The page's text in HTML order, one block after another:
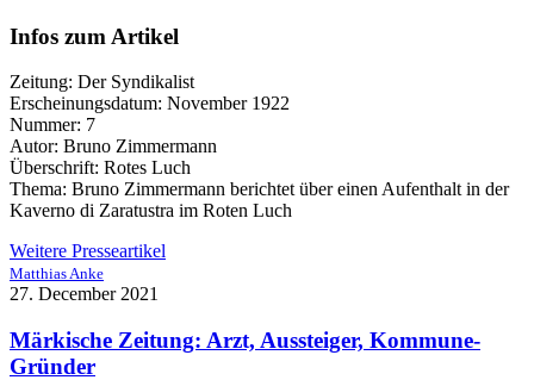
Infos zum Artikel
Zeitung: Der Syndikalist
Erscheinungsdatum: November 1922
Nummer: 7
Autor: Bruno Zimmermann
Überschrift: Rotes Luch
Thema: Bruno Zimmermann berichtet über einen Aufenthalt in der
Kaverno di Zaratustra im Roten Luch
Weitere Presseartikel
Matthias Anke
27. December 2021
Märkische Zeitung: Arzt, Aussteiger, Kommune-
Gründer